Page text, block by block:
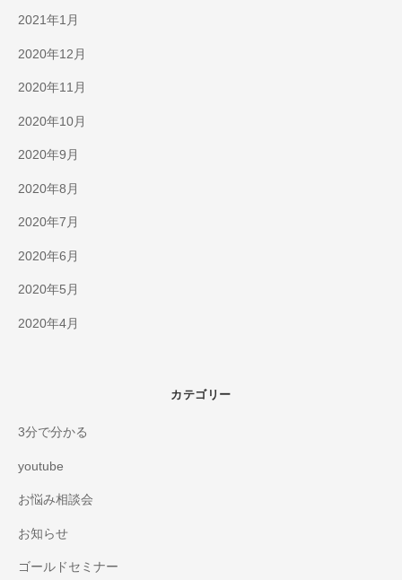
2021年1月
2020年12月
2020年11月
2020年10月
2020年9月
2020年8月
2020年7月
2020年6月
2020年5月
2020年4月
カテゴリー
3分で分かる
youtube
お悩み相談会
お知らせ
ゴールドセミナー